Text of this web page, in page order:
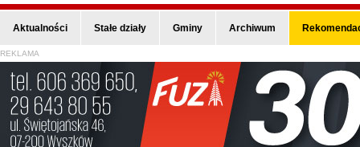
Aktualności Stałe działy Gminy Archiwum
REKLAMA